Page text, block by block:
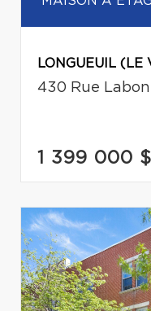
LONGUEUIL (LE
430 Rue
1 399 000 $